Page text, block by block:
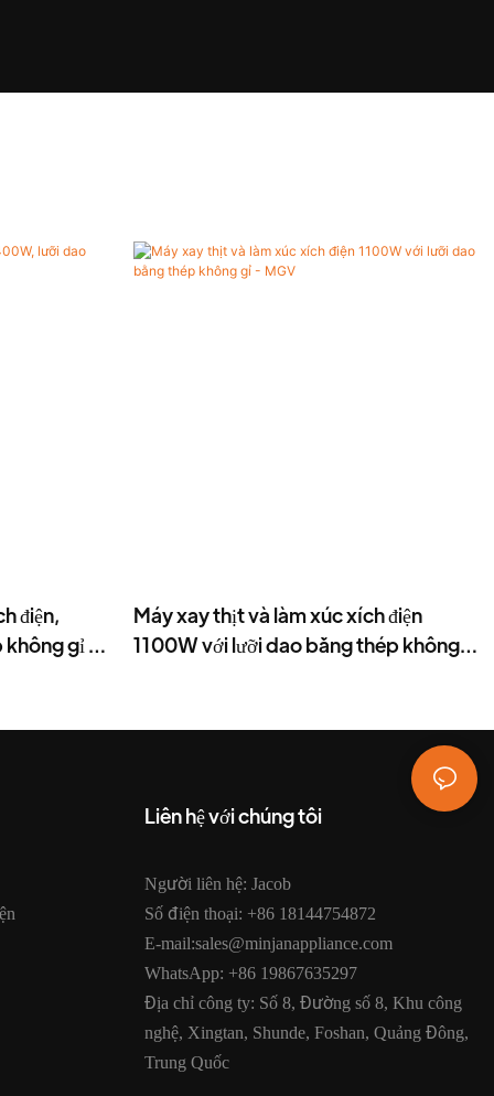
điện,
không gỉ -
Máy xay thịt và làm xúc xích điện
1100W với lưỡi dao bằng thép không
Liên hệ với chúng tôi
Người liên hệ: Jacob
Số điện thoại: +86 18144754872
E-mail:sales@minjanappliance.com
WhatsApp: +86 19867635297
Địa chỉ công ty: Số 8, Đường số 8, Khu công
nghệ, Xingtan, Shunde, Foshan, Quảng Đông,
Trung Quốc